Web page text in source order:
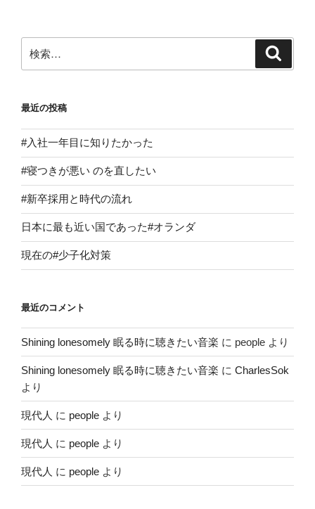
ン
索:
最近の投稿
#入社一年目に知りたかった
#寝つきが悪い のを直したい
#新卒採用と時代の流れ
日本に最も近い国であった#オランダ
現在の#少子化対策
最近のコメント
Shining lonesomely 眠る時に聴きたい音楽 に people より
Shining lonesomely 眠る時に聴きたい音楽 に CharlesSok
より
現代人 に people より
現代人 に people より
現代人 に people より